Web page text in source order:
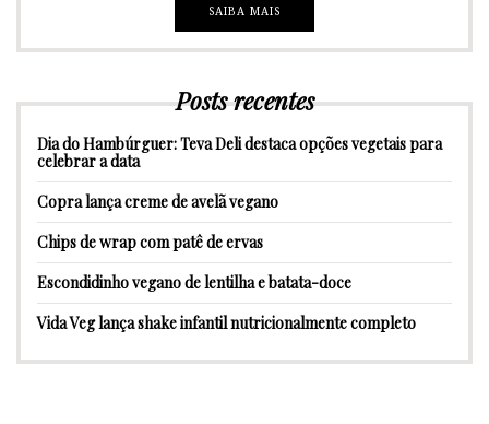
SAIBA MAIS
Posts recentes
Dia do Hambúrguer: Teva Deli destaca opções vegetais para
celebrar a data
Copra lança creme de avelã vegano
Chips de wrap com patê de ervas
Escondidinho vegano de lentilha e batata-doce
Vida Veg lança shake infantil nutricionalmente completo